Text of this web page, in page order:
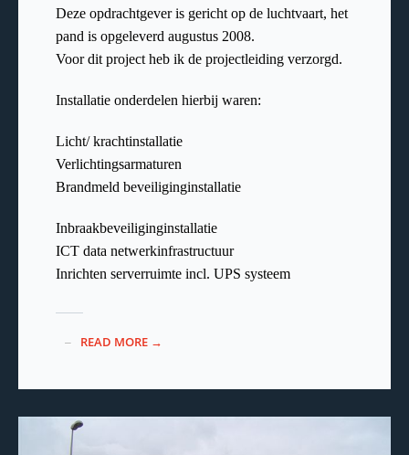
Deze opdrachtgever is gericht op de luchtvaart, het
pand is opgeleverd augustus 2008.
Voor dit project heb ik de projectleiding verzorgd.
Installatie onderdelen hierbij waren:
Licht/ krachtinstallatie
Verlichtingsarmaturen
Brandmeld beveiliginginstallatie
Inbraakbeveiliginginstallatie
ICT data netwerkinfrastructuur
Inrichten serverruimte incl. UPS systeem
READ MORE →